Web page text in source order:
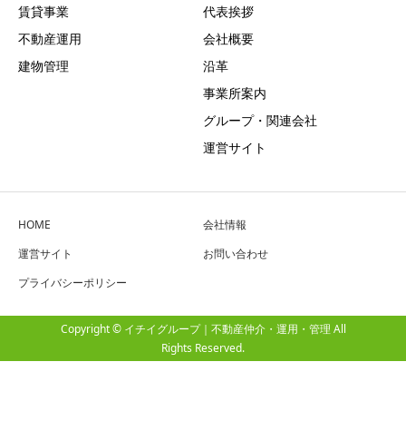
賃貸事業
不動産運用
建物管理
代表挨拶
会社概要
沿革
事業所案内
グループ・関連会社
運営サイト
HOME
会社情報
運営サイト
お問い合わせ
プライバシーポリシー
Copyright © イチイグループ｜不動産仲介・運用・管理 All
Rights Reserved.